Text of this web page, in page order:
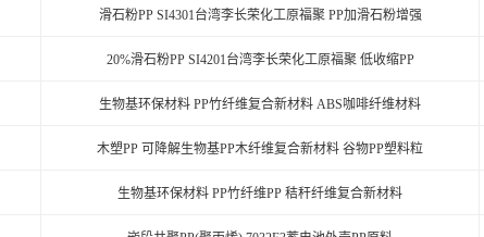
滑石粉PP SI4301台湾李长荣化工原福聚 PP加滑石粉增强
20%滑石粉PP SI4201台湾李长荣化工原福聚 低收缩PP
生物基环保材料 PP竹纤维复合新材料 ABS咖啡纤维材料
木塑PP 可降解生物基PP木纤维复合新材料 谷物PP塑料粒
生物基环保材料 PP竹纤维PP 秸秆纤维复合新材料